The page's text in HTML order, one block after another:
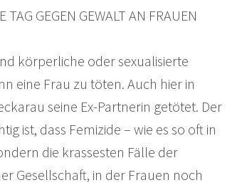
GEGEN GEWALT AN FRAUEN
körperliche oder sexualisierte
eine Frau zu töten. Auch hier in
seine Ex-Partnerin getötet. Der
ist, dass Femizide – wie es so oft in
die krassesten Fälle der
Gesellschaft, in der Frauen noch